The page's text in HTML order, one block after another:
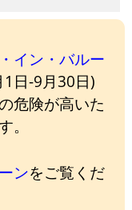
イン・バルー
日-9月30日)
危険が高いた
。
ンをご覧くだ